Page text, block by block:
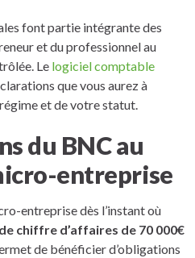
font partie intégrante des
et du professionnel au
Le logiciel comptable
que vous aurez à
et de votre statut.
du BNC au
entreprise
entreprise dès l’instant où
chiffre d’affaires de 70 000€
de bénéficier d’obligations